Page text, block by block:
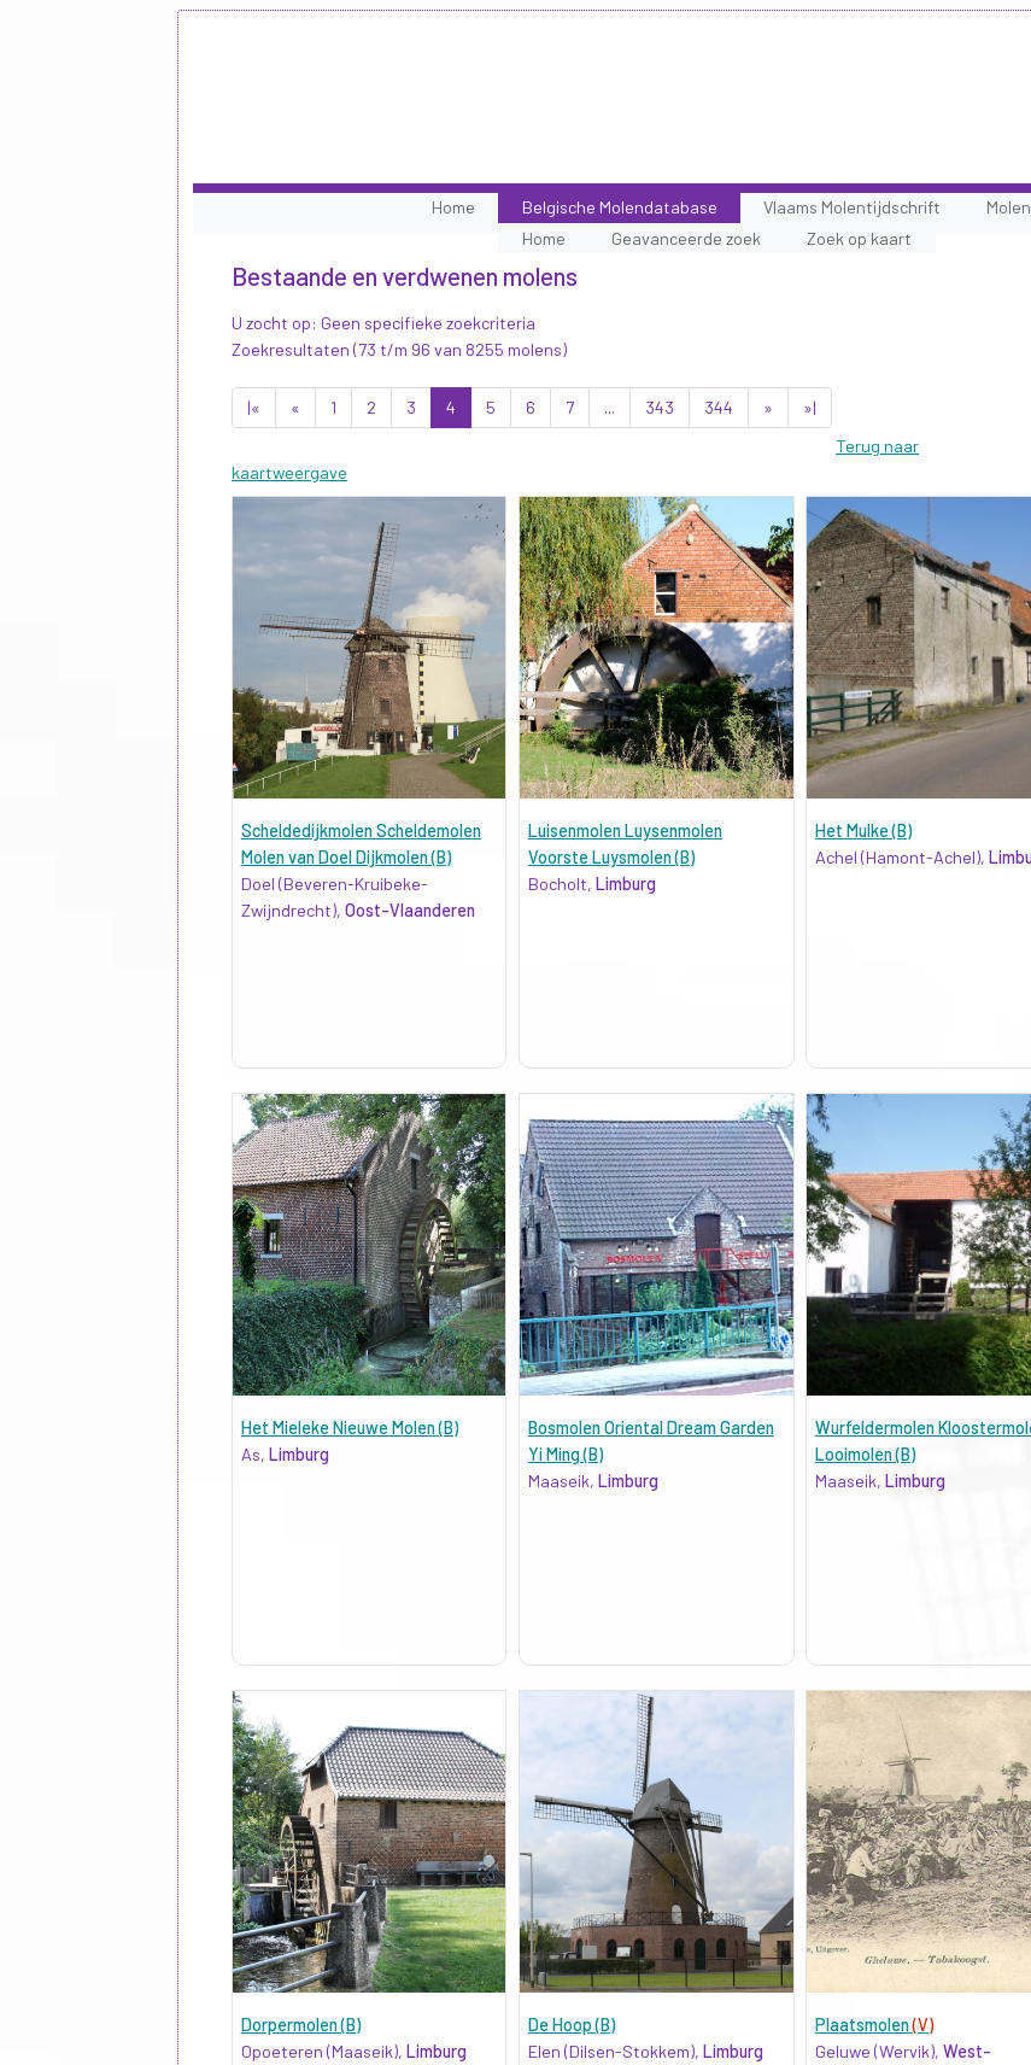
Home
Belgische Molendatabase
Home
Geavanceerde zoek Zoek op kaart
Vlaams Molentijdschrift
Bestaande en verdwenen molens
U zocht op: Geen specifieke zoekcriteria
Zoekresultaten (73 t/m 96 van 8255 molens)
|« « 1 2 3 4 5 6 7 ... 343 344 »
»|
Terug naar
kaartweergave
Scheldedijkmolen Scheldemolen
Molen van Doel Dijkmolen (B)
Doel (Beveren-Kruibeke-
Zwijndrecht), Oost-Vlaanderen
Luisenmolen Luysenmolen
Voorste Luysmolen (B)
Bocholt, Limburg
Het Mulke (B)
Achel (Hamont-Achel),
Het Mieleke Nieuwe Molen (B)
As, Limburg
Bosmolen Oriental Dream Garden
Yi Ming (B)
Maaseik, Limburg
Wurfeldermolen
Looimolen (B)
Maaseik, Limburg
Dorpermolen (B)
Opoeteren (Maaseik), Limburg
De Hoop (B)
Elen (Dilsen-Stokkem), Limburg
Plaatsmolen(V)
Geluwe (Wervik), West-